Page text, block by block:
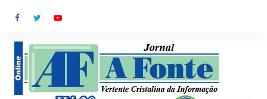
para
conteúdo